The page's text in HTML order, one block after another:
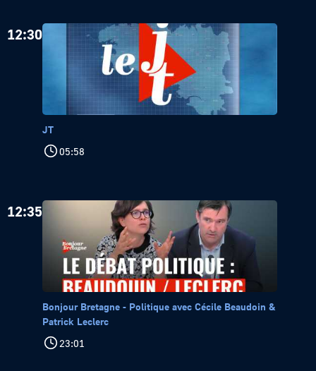
12:30
JT
05:58
12:35
Bonjour Bretagne - Politique avec Cécile Beaudoin &
Patrick Leclerc
23:01